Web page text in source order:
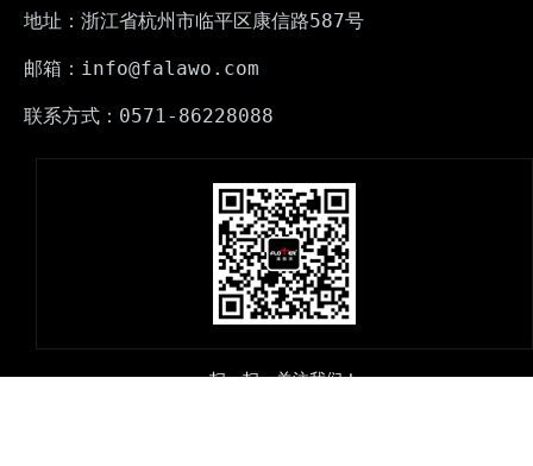
地址：浙江省杭州市临平区康信路587号
邮箱：info@falawo.com
联系方式：0571-86228088
扫一扫，关注我们！